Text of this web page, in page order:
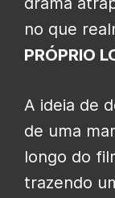
no que
PRÓPRIO
A ideia de
de uma
longo do
trazendo